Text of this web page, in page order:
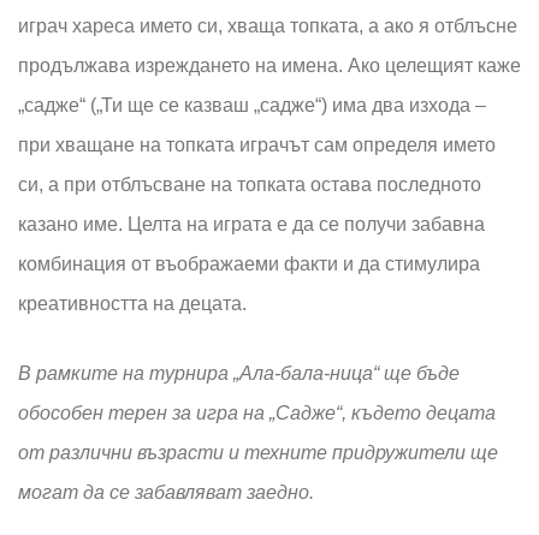
играч хареса името си, хваща топката, а ако я отблъсне
продължава изреждането на имена. Ако целещият каже
„садже“ („Ти ще се казваш „садже“) има два изхода –
при хващане на топката играчът сам определя името
си, а при отблъсване на топката остава последното
казано име. Целта на играта е да се получи забавна
комбинация от въображаеми факти и да стимулира
креативността на децата.
В рамките на турнира „Ала-бала-ница“ ще бъде
обособен терен за игра на „Садже“, където децата
от различни възрасти и техните придружители ще
могат да се забавляват заедно.